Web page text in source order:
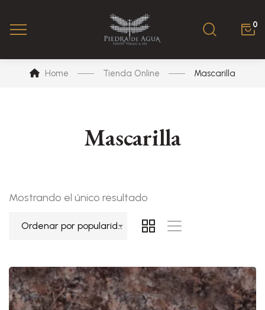
0
Home Tienda Online Mascarilla
Mascarilla
Mostrando el único resultado
Ordenar por popularidad